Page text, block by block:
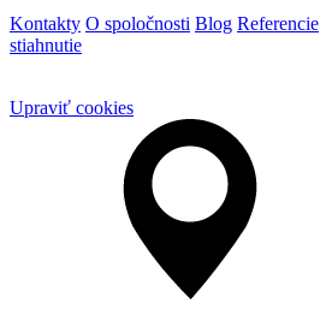
Kontakty O spoločnosti Blog Referencie
stiahnutie
Upraviť cookies